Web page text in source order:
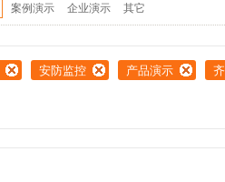
案例演示 企业演示 其它
安防监控 产品演示